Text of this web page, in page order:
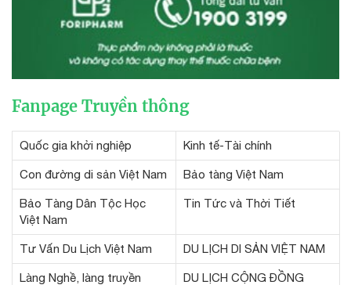
Fanpage Truyền thông
Quốc gia khởi nghiệp Kinh tế-Tài chính
Con đường di sản Việt Nam Bảo tàng Việt Nam
Bảo Tàng Dân Tộc Học
Việt Nam
Tin Tức và Thời Tiết
Tư Vấn Du Lịch Việt Nam DU LỊCH DI SẢN VIỆT NAM
Làng Nghề, làng truyền
DU LỊCH CỘNG ĐỒNG